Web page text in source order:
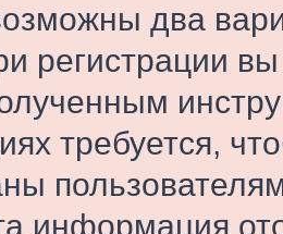
два
регистрации
требуется,
информация